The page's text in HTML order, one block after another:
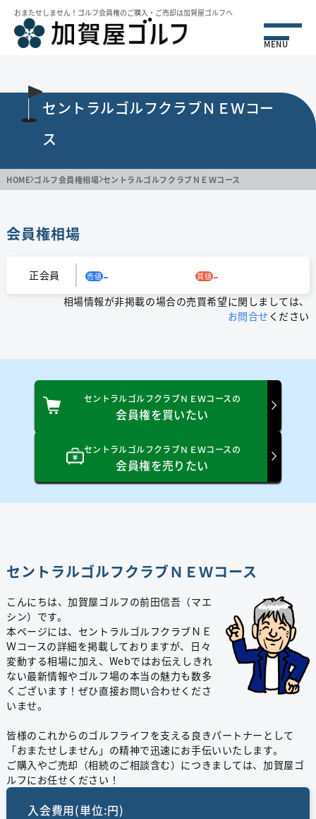
おまたせしません！ゴルフ会員権のご購⼊・ご売却は加賀屋ゴルフへ
MENU
セントラルゴルフクラブＮＥＷコー
ス
HOME ゴルフ会員権相場 セントラルゴルフクラブＮＥＷコース
会員権相場
正会員 売値- 買値-
相場情報が非掲載の場合の売買希望に関しましては、
お問合せ ください
セントラルゴルフクラブＮＥＷコースの
会員権を買いたい
セントラルゴルフクラブＮＥＷコースの
会員権を売りたい
セントラルゴルフクラブＮＥＷコース
こんにちは、加賀屋ゴルフの前田信吾（マエ
シン）です。
本ページには、セントラルゴルフクラブＮＥ
Ｗコースの詳細を掲載しておりますが、日々
変動する相場に加え、Webではお伝えしきれ
ない最新情報やゴルフ場の本当の魅力も数多
くございます！ぜひ直接お問い合わせくださ
いませ。
皆様のこれからのゴルフライフを支える良きパートナーとして
「おまたせしません」の精神で迅速にお手伝いいたします。
ご購入やご売却（相続のご相談含む）につきましては、加賀屋ゴ
ルフにお任せください！
入会費用(単位:円)